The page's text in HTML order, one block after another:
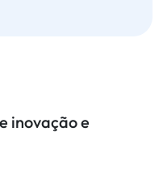
inovação e